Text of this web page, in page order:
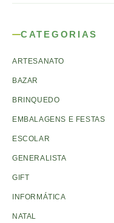
CATEGORIAS
ARTESANATO
BAZAR
BRINQUEDO
EMBALAGENS E FESTAS
ESCOLAR
GENERALISTA
GIFT
INFORMÁTICA
NATAL